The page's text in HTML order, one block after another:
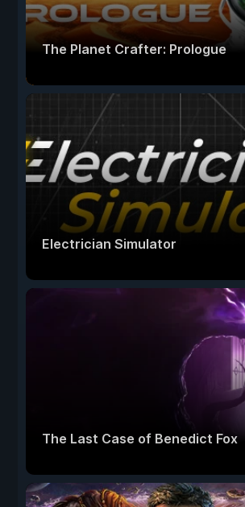
The Planet Crafter: Prologue
Electrician Simulator
The Last Case of Benedict Fox